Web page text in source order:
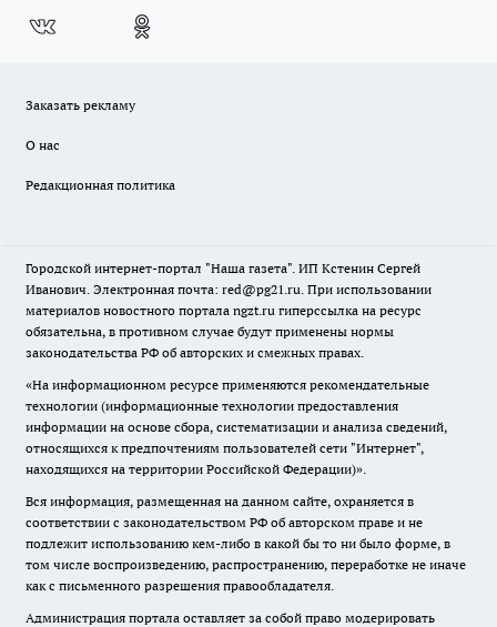
Заказать рекламу
О нас
Редакционная политика
Городской интернет-портал "Наша газета". ИП Кстенин Сергей
Иванович. Электронная почта: red@pg21.ru. При использовании
материалов новостного портала ngzt.ru гиперссылка на ресурс
обязательна, в противном случае будут применены нормы
законодательства РФ об авторских и смежных правах.
«На информационном ресурсе применяются рекомендательные
технологии (информационные технологии предоставления
информации на основе сбора, систематизации и анализа сведений,
относящихся к предпочтениям пользователей сети "Интернет",
находящихся на территории Российской Федерации)».
Вся информация, размещенная на данном сайте, охраняется в
соответствии с законодательством РФ об авторском праве и не
подлежит использованию кем-либо в какой бы то ни было форме, в
том числе воспроизведению, распространению, переработке не иначе
как с письменного разрешения правообладателя.
Администрация портала оставляет за собой право модерировать